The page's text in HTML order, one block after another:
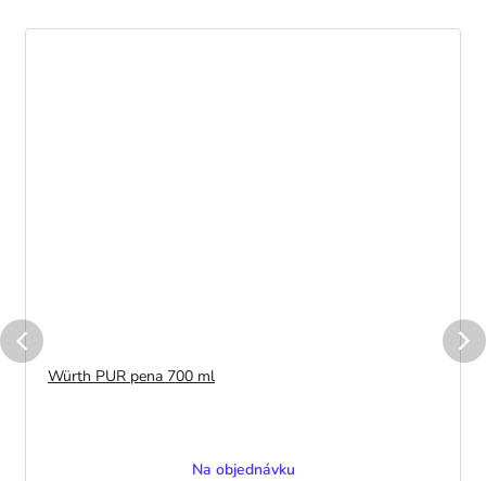
Würth PUR pena 700 ml
Na objednávku